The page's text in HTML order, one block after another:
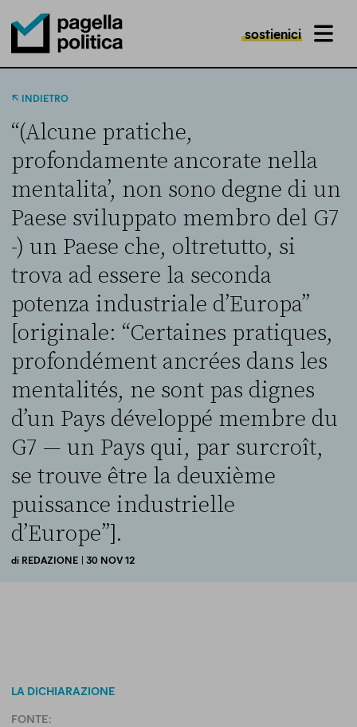
Pagella Politica Logo
sostienici MENU
INDIETRO
“(Alcune pratiche,
profondamente ancorate nella
mentalita’, non sono degne di un
Paese sviluppato membro del G7
-) un Paese che, oltretutto, si
trova ad essere la seconda
potenza industriale d’Europa”
[originale: “Certaines pratiques,
profondément ancrées dans les
mentalités, ne sont pas dignes
d’un Pays développé membre du
G7 — un Pays qui, par surcroît,
se trouve être la deuxième
puissance industrielle
d’Europe”].
di REDAZIONE | 30 NOV 12
LA DICHIARAZIONE
FONTE: